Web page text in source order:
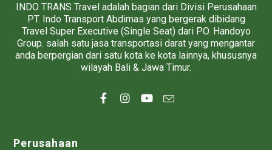
INDO TRANS Travel adalah bagian dari Divisi Perusahaan
PT. Indo Transport Abdimas yang bergerak dibidang
Travel Super Executive (Single Seat) dari PO. Handoyo
Group. salah satu jasa transportasi darat yang mengantar
anda berpergian dari satu kota ke kota lainnya, khususnya
wilayah Bali & Jawa Timur.
Perusahaan